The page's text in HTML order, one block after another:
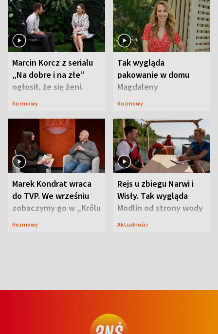
Marcin Korcz z serialu
„Na dobre i na złe”
ogłosił, że się żeni.
Zdradził, co zmienił
Rozmowy
Tak wygląda
pakowanie w domu
Magdaleny
Waligórskiej-Lisieckiej.
Rozmowy
Marek Kondrat wraca
do TVP. We wrześniu
zobaczymy go w „Królu
Maciusiu I”
Rozmowy
Rejs u zbiegu Narwi i
Wisły. Tak wygląda
Modlin od strony wody
Aktualności